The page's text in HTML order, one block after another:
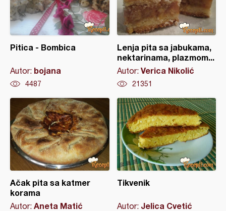
Pitica - Bombica
Autor: bojana
4487
Lenja pita sa jabukama,
nektarinama, plazmom...
Autor: Verica Nikolić
21351
Ačak pita sa katmer
korama
Autor: Aneta Matić
Tikvenik
Autor: Jelica Cvetić